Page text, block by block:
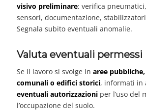
visivo preliminare: verifica
sensori, documentazione,
Segnala subito eventuali anomalie.
Valuta eventuali permessi
Se il lavoro si svolge in aree
comunali o edifici storici, informati in
eventuali autorizzazioniper l’uso del
l’occupazione del suolo.